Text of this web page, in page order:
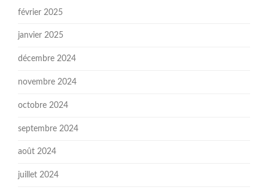
février 2025
janvier 2025
décembre 2024
novembre 2024
octobre 2024
septembre 2024
août 2024
juillet 2024